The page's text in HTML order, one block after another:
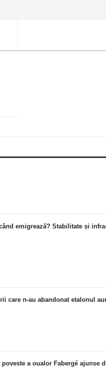
emigrează? Stabilitate și
care n-au abandonat etalonul
poveste a oualor Fabergé